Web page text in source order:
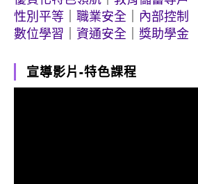
性別平等
職業安全
內部控制
數位學習
資通安全 獎助學金
宣導影片-特色課程